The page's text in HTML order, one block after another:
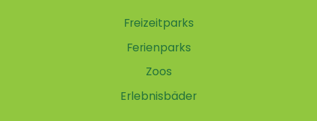
Freizeitparks
Ferienparks
Zoos
Erlebnisbäder